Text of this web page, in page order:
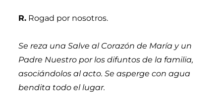
R. Rogad por nosotros.
Se reza una Salve al Corazón de María y un
Padre Nuestro por los difuntos de la familia,
asociándolos al acto. Se asperge con agua
bendita todo el lugar.